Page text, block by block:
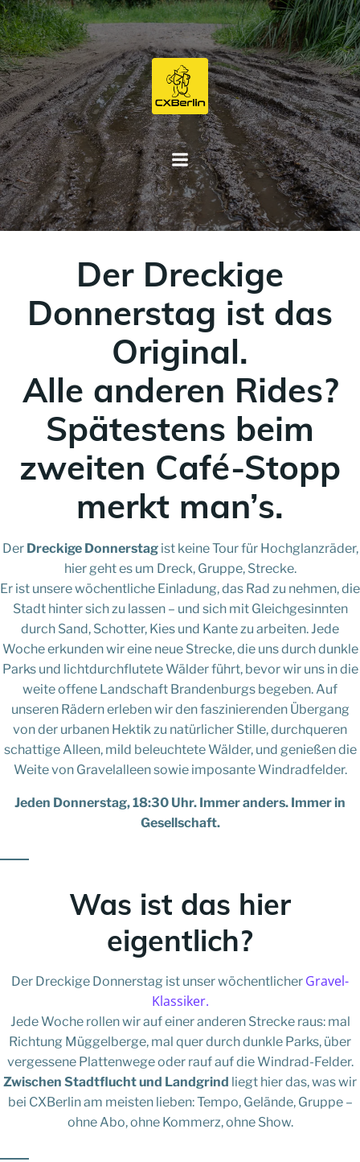
Zum
Inhalt
springen
Der Dreckige
Donnerstag ist das
Original.
Alle anderen Rides?
Spätestens beim
zweiten Café-Stopp
merkt man’s.
Der Dreckige Donnerstagist keine Tour für Hochglanzräder,
hier geht es um Dreck, Gruppe, Strecke.
Er ist unsere wöchentliche Einladung, das Rad zu nehmen, die
Stadt hinter sich zu lassen – und sich mit Gleichgesinnten
durch Sand, Schotter, Kies und Kante zu arbeiten. Jede
Woche erkunden wir eine neue Strecke, die uns durch dunkle
Parks und lichtdurchflutete Wälder führt, bevor wir uns in die
weite offene Landschaft Brandenburgs begeben. Auf
unseren Rädern erleben wir den faszinierenden Übergang
von der urbanen Hektik zu natürlicher Stille, durchqueren
schattige Alleen, mild beleuchtete Wälder, und genießen die
Weite von Gravelalleen sowie imposante Windradfelder.
Jeden Donnerstag, 18:30 Uhr. Immer anders. Immer in
Gesellschaft.
Was ist das hier
eigentlich?
Der Dreckige Donnerstag ist unser wöchentlicher Gravel-
Klassiker.
Jede Woche rollen wir auf einer anderen Strecke raus: mal
Richtung Müggelberge, mal quer durch dunkle Parks, über
vergessene Plattenwege oder rauf auf die Windrad-Felder.
Zwischen Stadtflucht und Landgrind liegt hier das, was wir
bei CXBerlin am meisten lieben: Tempo, Gelände, Gruppe –
ohne Abo, ohne Kommerz, ohne Show.